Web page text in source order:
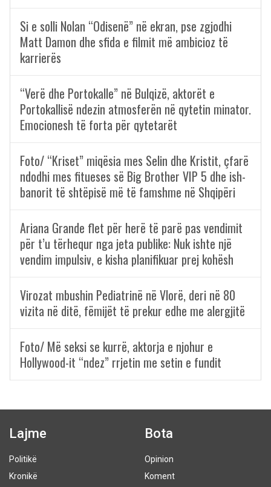
Si e solli Nolan “Odisenë” në ekran, pse zgjodhi
Matt Damon dhe sfida e filmit më ambicioz të
karrierës
“Verë dhe Portokalle” në Bulqizë, aktorët e
Portokallisë ndezin atmosferën në qytetin minator.
Emocionesh të forta për qytetarët
Foto/ “Kriset” miqësia mes Selin dhe Kristit, çfarë
ndodhi mes fitueses së Big Brother VIP 5 dhe ish-
banorit të shtëpisë më të famshme në Shqipëri
Ariana Grande flet për herë të parë pas vendimit
për t’u tërhequr nga jeta publike: Nuk ishte një
vendim impulsiv, e kisha planifikuar prej kohësh
Virozat mbushin Pediatrinë në Vlorë, deri në 80
vizita në ditë, fëmijët të prekur edhe me alergjitë
Foto/ Më seksi se kurrë, aktorja e njohur e
Hollywood-it “ndez” rrjetin me setin e fundit
Lajme
Politikë
Kronikë
Bota
Opinion
Koment